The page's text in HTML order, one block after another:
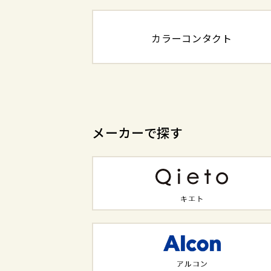
カラーコンタクト
メーカーで探す